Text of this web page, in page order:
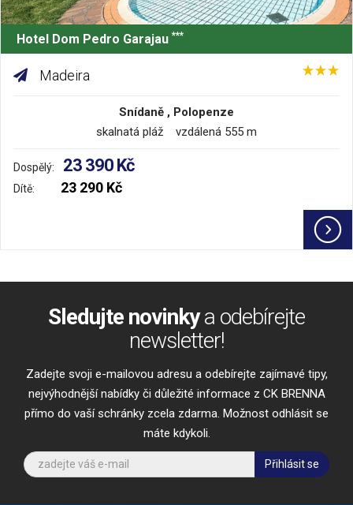
Hotel Dom Pedro Garajau ***
Madeira
Snídaně , Polopenze
skalnatá pláž vzdálená 555 m
Dospělý: 23 390 Kč
Dítě: 23 290 Kč
Sledujte novinkya odebírejte
newsletter!
Zadejte svoji e-mailovou adresu a odebírejte zajímavé tipy,
nejvýhodnější nabídky či důležité informace z CK BRENNA
přímo do vaší schránky zcela zdarma. Možnost odhlásit se
máte kdykoli.
Přihlásit se